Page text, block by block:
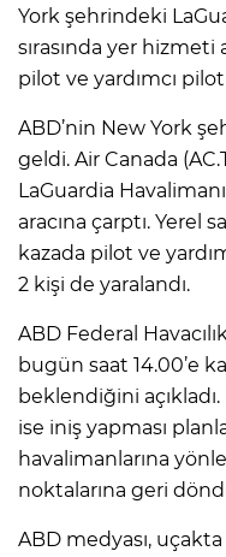
York şehrindeki
sırasında yer hizmeti
pilot ve yardımcı
ABD’nin New York
geldi. Air Canada
LaGuardia
aracına çarptı. Yerel
kazada pilot ve
2 kişi de yaralandı.
ABD Federal
bugün saat 14.00’e
beklendiğini
ise iniş yapması
havalimanlarına
noktalarına geri
ABD medyası,